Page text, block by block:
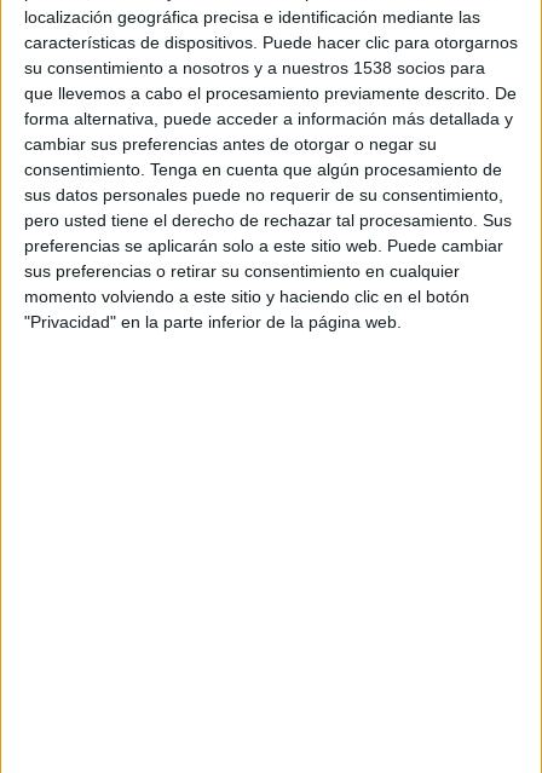
localización geográfica precisa e identificación mediante las
características de dispositivos. Puede hacer clic para otorgarnos
su consentimiento a nosotros y a nuestros 1538 socios para
que llevemos a cabo el procesamiento previamente descrito. De
forma alternativa, puede acceder a información más detallada y
cambiar sus preferencias antes de otorgar o negar su
consentimiento. Tenga en cuenta que algún procesamiento de
sus datos personales puede no requerir de su consentimiento,
pero usted tiene el derecho de rechazar tal procesamiento. Sus
preferencias se aplicarán solo a este sitio web. Puede cambiar
sus preferencias o retirar su consentimiento en cualquier
momento volviendo a este sitio y haciendo clic en el botón
"Privacidad" en la parte inferior de la página web.
Dirección de Comunicación y Marketing: Eva
Pavo López, David Álvarez Cibanal, Joaquín Pérez
Sampedro, María Antón y Sara Cubillo
Agencia de creatividad: Contrapunto BBDO
Director general creativo: Carlos Jorge
Director creativo: Gorka Fernández Iriso
Redactor: Millán Pérez